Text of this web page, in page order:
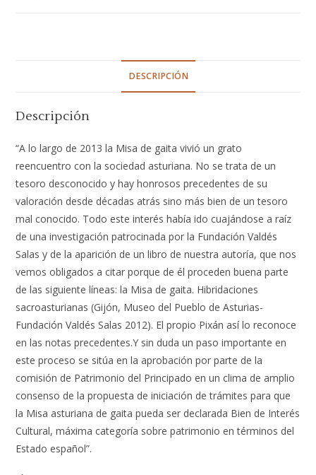
DESCRIPCIÓN
Descripción
“A lo largo de 2013 la Misa de gaita vivió un grato
reencuentro con la sociedad asturiana. No se trata de un
tesoro desconocido y hay honrosos precedentes de su
valoración desde décadas atrás sino más bien de un tesoro
mal conocido. Todo este interés había ido cuajándose a raíz
de una investigación patrocinada por la Fundación Valdés
Salas y de la aparición de un libro de nuestra autoría, que nos
vemos obligados a citar porque de él proceden buena parte
de las siguiente líneas: la Misa de gaita. Hibridaciones
sacroasturianas (Gijón, Museo del Pueblo de Asturias-
Fundación Valdés Salas 2012). El propio Pixán así lo reconoce
en las notas precedentes.Y sin duda un paso importante en
este proceso se sitúa en la aprobación por parte de la
comisión de Patrimonio del Principado en un clima de amplio
consenso de la propuesta de iniciación de trámites para que
la Misa asturiana de gaita pueda ser declarada Bien de Interés
Cultural, máxima categoría sobre patrimonio en términos del
Estado español”.